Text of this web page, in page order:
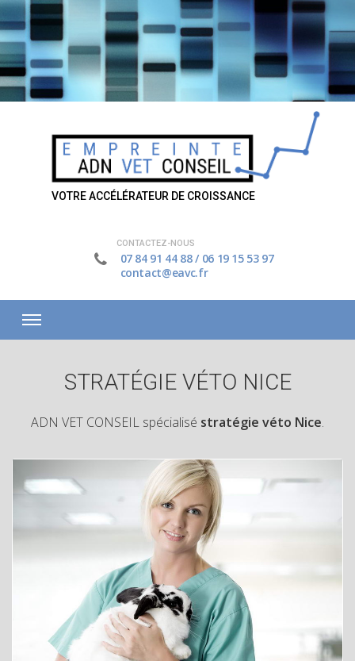
VOTRE ACCÉLÉRATEUR DE CROISSANCE
CONTACTEZ-NOUS
07 84 91 44 88/ 06 19 15 53 97
contact@eavc.fr
STRATÉGIE VÉTO NICE
ADN VET CONSEIL spécialisé stratégie véto Nice.